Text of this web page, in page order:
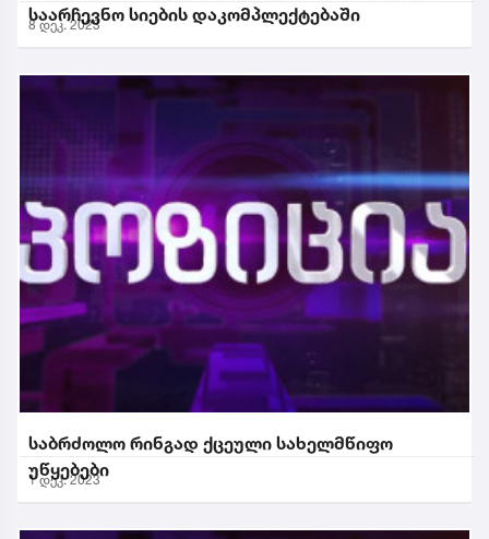
საარჩევნო სიების დაკომპლექტებაში
8 დეკ. 2023
საბრძოლო რინგად ქცეული სახელმწიფო
უწყებები
1 დეკ. 2023